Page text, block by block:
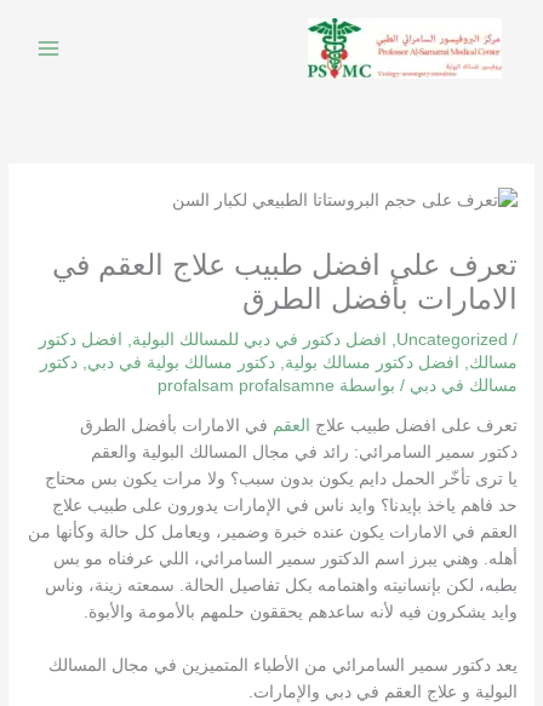
المحتوى
تعرف على افضل طبيب علاج العقم في
الامارات بأفضل الطرق
/
Uncategorized افضل دكتور في دبي للمسالك البولية
افضل دكتور
مسالك
افضل دكتور مسالك بولية ,دكتور مسالك بولية في دبي ,دكتور
مسالك في دبي / بواسطة profalsam profalsamne
تعرف على افضل طبيب علاج العقم في الامارات بأفضل الطرق
دكتور سمير السامرائي: رائد في مجال المسالك البولية والعقم
يا ترى تأخّر الحمل دايم يكون بدون سبب؟ ولا مرات يكون بس محتاج
حد فاهم ياخذ بإيدنا؟ وايد ناس في الإمارات يدورون على طبيب علاج
العقم في الامارات يكون عنده خبرة وضمير، ويعامل كل حالة وكأنها من
أهله. وهني يبرز اسم الدكتور سمير السامرائي، اللي عرفناه مو بس
بطبه، لكن بإنسانيته واهتمامه بكل تفاصيل الحالة. سمعته زينة، وناس
وايد يشكرون فيه لأنه ساعدهم يحققون حلمهم بالأمومة والأبوة.
يعد دكتور سمير السامرائي من الأطباء المتميزين في مجال المسالك
البولية و علاج العقم في دبي والإمارات.